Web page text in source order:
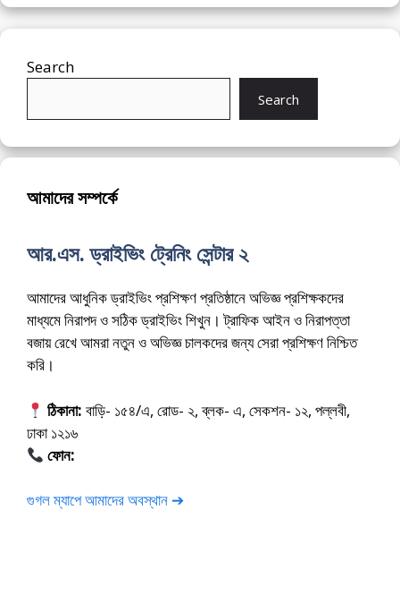
Search
Search
আমাদের সম্পর্কে
আর.এস. ড্রাইভিং ট্রেনিং সেন্টার ২
আমাদের আধুনিক ড্রাইভিং প্রশিক্ষণ প্রতিষ্ঠানে অভিজ্ঞ প্রশিক্ষকদের
মাধ্যমে নিরাপদ ও সঠিক ড্রাইভিং শিখুন। ট্রাফিক আইন ও নিরাপত্তা
বজায় রেখে আমরা নতুন ও অভিজ্ঞ চালকদের জন্য সেরা প্রশিক্ষণ নিশ্চিত
করি।
ঠিকানা: বাড়ি- ১৫৪/এ, রোড- ২, ব্লক- এ, সেকশন- ১২, পল্লবী,
ঢাকা ১২১৬
ফোন:
গুগল ম্যাপে আমাদের অবস্থান ➔